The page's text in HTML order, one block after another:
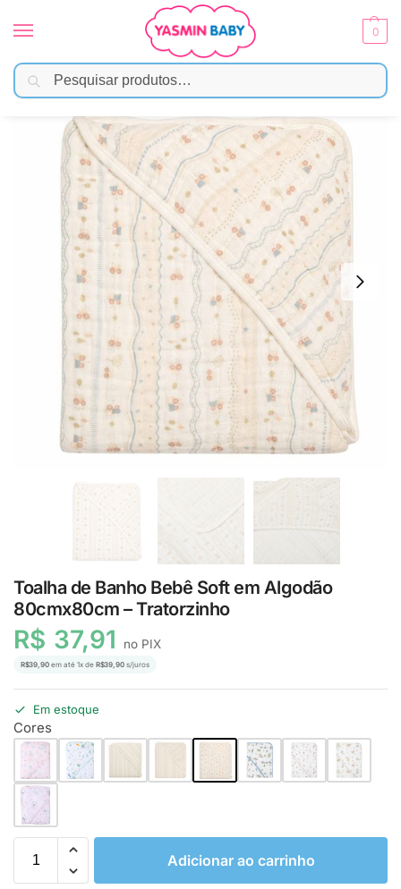
0
Início Banho / Toalha de Banho /
Toalha de Banho Bebê Soft em Algodão
80cmx80cm – Tratorzinho
R$ 37,91 no PIX
R$39,90 em até 1x de R$39,90 s/juros
Em estoque
Cores
Adicionar ao carrinho